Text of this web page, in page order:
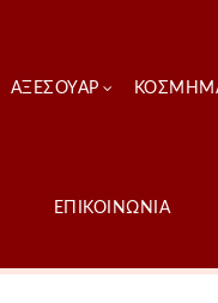
ΑΞΕΣΟΥΑΡ
ΕΠΙΚΟΙΝΩΝΙΑ